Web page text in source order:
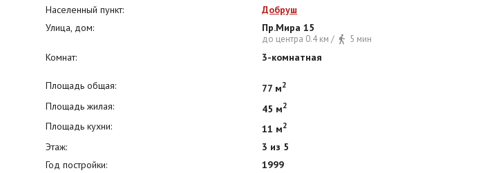
Населенный пункт:
Добруш
Улица, дом:
Пр.Мира 15
до центра 0.4 км / 5 мин
Комнат: 3-комнатная
Площадь общая: 77 м2
Площадь жилая: 45 м2
Площадь кухни: 11 м2
Этаж:
3 из 5
Год постройки:
1999